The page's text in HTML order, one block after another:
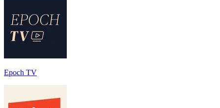
Epoch TV